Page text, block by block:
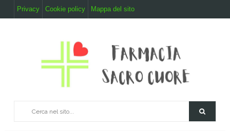
Privacy Cookie policy Mappa del sito